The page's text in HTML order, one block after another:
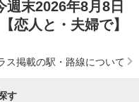
週末2026年8月8日
恋人と・夫婦で】
ス掲載の駅・路線について
す